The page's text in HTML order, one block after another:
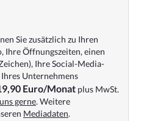
Sie zusätzlich zu Ihren
Ihre Öffnungszeiten, einen
Ihre Social-Media-
Unternehmens
Euro/Monat plus MwSt.
gerne. Weitere
Mediadaten.